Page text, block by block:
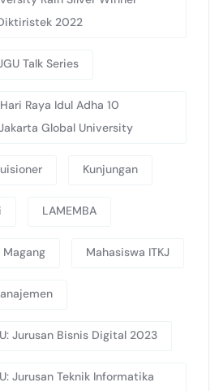
2022
Talk Series
Raya Idul Adha 10
Global University
Kunjungan
LAMEMBA
Magang Mahasiswa ITKJ
Jurusan Bisnis Digital 2023
Jurusan Teknik Informatika